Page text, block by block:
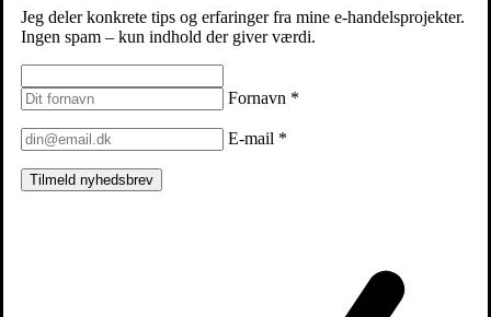
Jeg deler konkrete tips og erfaringer fra mine e-handelsprojekter.
Ingen spam – kun indhold der giver værdi.
Fornavn *
E-mail *
Tilmeld nyhedsbrev